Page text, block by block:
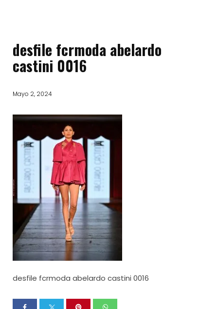
desfile fcrmoda abelardo
castini 0016
Mayo 2, 2024
desfile fcrmoda abelardo castini 0016